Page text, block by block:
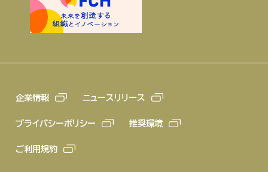
企業情報 ニュースリリース
プライバシーポリシー 推奨環境
ご利用規約